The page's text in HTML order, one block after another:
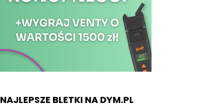
NAJLEPSZE BLETKI NA DYM.PL